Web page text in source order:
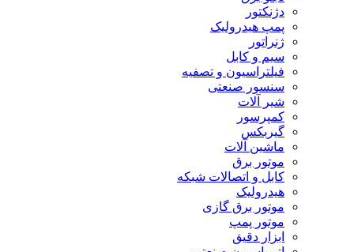
دژنکتور
پمپ هیدرولیک
ژنراتور
سیم و کابل
فیلتراسیون و تصفیه
سنسور صنعتی
شیر آلات
کمپرسور
گیربکس
ماشین آلات
موتور برق
کابل و اتصالات شبکه
هیدرولیک
موتور برق گازی
موتور پمپ
ابزار دقیق